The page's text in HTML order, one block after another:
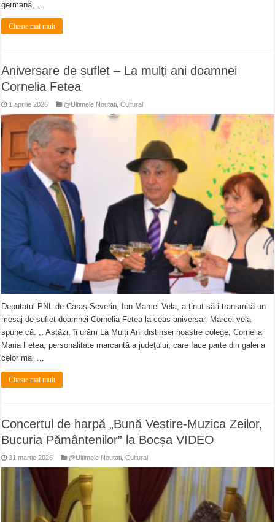
germană, …
Citeste mai mult
Aniversare de suflet – La mulți ani doamnei
Cornelia Fetea
1 aprilie 2026 @Ultimele Noutati ,Cultural
Deputatul PNL de Caraș Severin, Ion Marcel Vela, a ținut să-i transmită un
mesaj de suflet doamnei Cornelia Fetea la ceas aniversar. Marcel vela
spune că: ,, Astăzi, îi urăm La Mulți Ani distinsei noastre colege, Cornelia
Maria Fetea, personalitate marcantă a judeţului, care face parte din galeria
celor mai …
Citeste mai mult
Concertul de harpă „Bună Vestire-Muzica Zeilor,
Bucuria Pământenilor” la Bocșa VIDEO
31 martie 2026 @Ultimele Noutati,Cultural